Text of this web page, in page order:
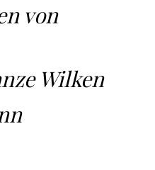
von
Wilken